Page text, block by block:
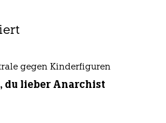
gegen Kinderfiguren
du lieber Anarchist